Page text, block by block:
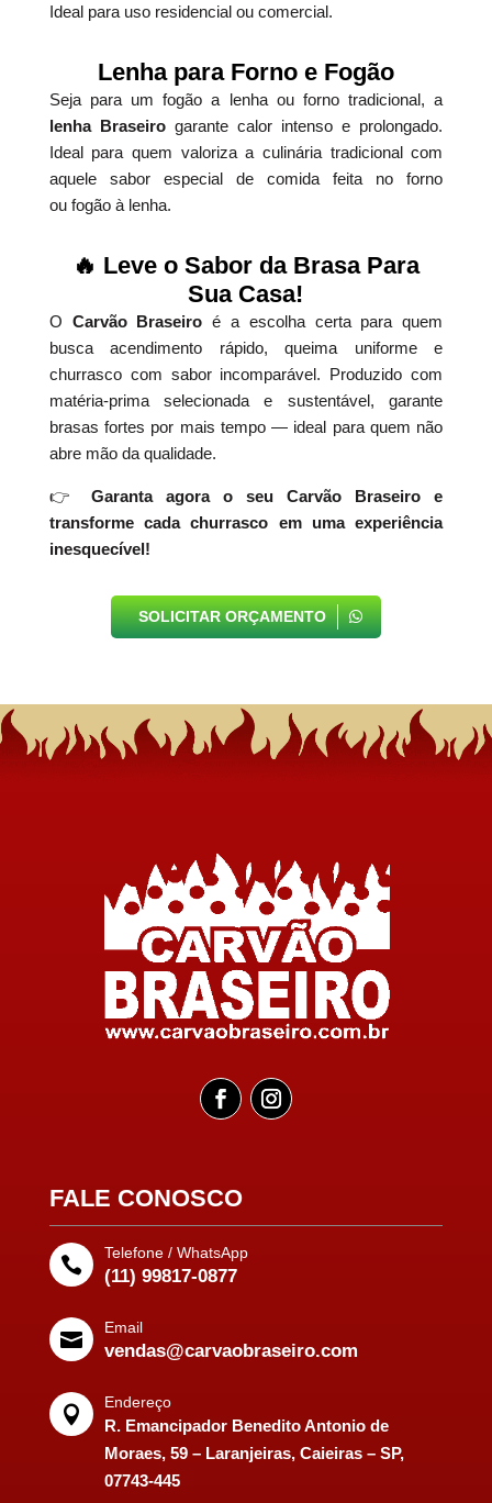
Ideal para uso residencial ou comercial.
Lenha para Forno e Fogão
Seja para um fogão a lenha ou forno tradicional, a
lenha Braseirogarante calor intenso e prolongado.
Ideal para quem valoriza a culinária tradicional com
aquele sabor especial de comida feita no forno
ou fogão à lenha.
🔥 Leve o Sabor da Brasa Para
Sua Casa!
O Carvão Braseiro é a escolha certa para quem
busca acendimento rápido, queima uniforme e
churrasco com sabor incomparável. Produzido com
matéria-prima selecionada e sustentável, garante
brasas fortes por mais tempo — ideal para quem não
abre mão da qualidade.
👉
Garanta agora o seu Carvão Braseiro e
transforme cada churrasco em uma experiência
inesquecível!
SOLICITAR ORÇAMENTO
FALE CONOSCO

Telefone / WhatsApp
(11) 99817-0877

Email
vendas@carvaobraseiro.com

Endereço
R. Emancipador Benedito Antonio de
Moraes, 59 – Laranjeiras, Caieiras – SP,
07743-445